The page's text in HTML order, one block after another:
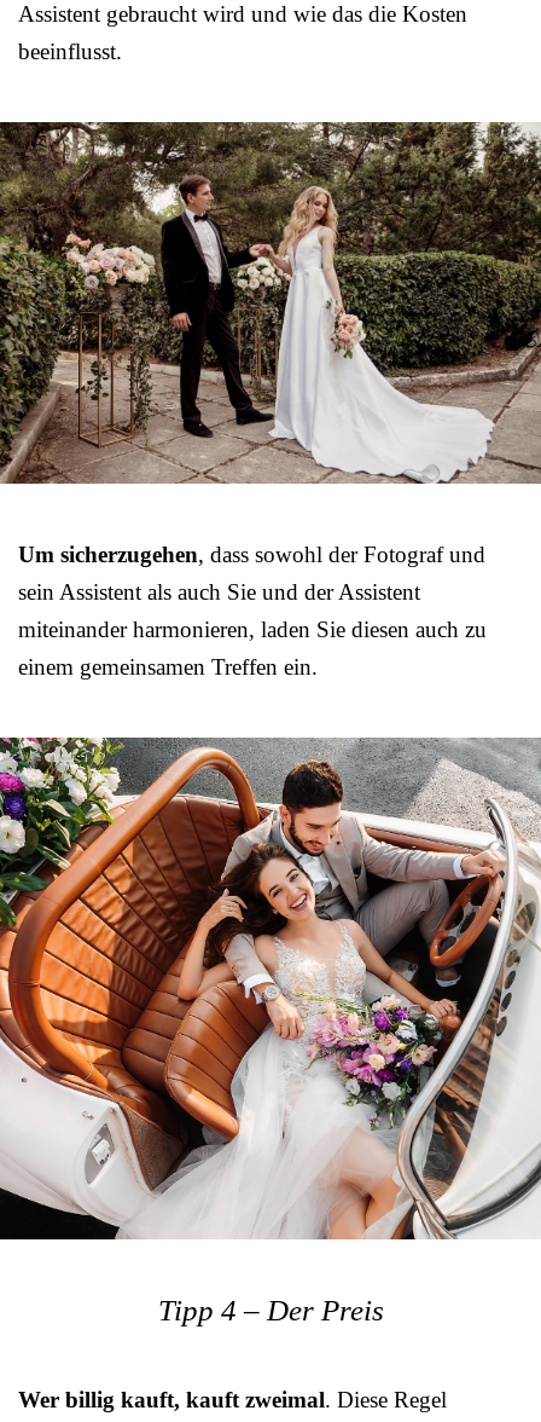
Assistent gebraucht wird und wie das die Kosten
beeinflusst.
Um sicherzugehen, dass sowohl der Fotograf und
sein Assistent als auch Sie und der Assistent
miteinander harmonieren, laden Sie diesen auch zu
einem gemeinsamen Treffen ein.
Tipp 4 – Der Preis
Wer billig kauft, kauft zweimal. Diese Regel